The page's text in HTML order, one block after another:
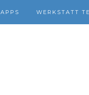
APPS WERKSTATT